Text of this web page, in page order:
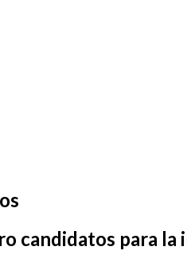
candidatos para la